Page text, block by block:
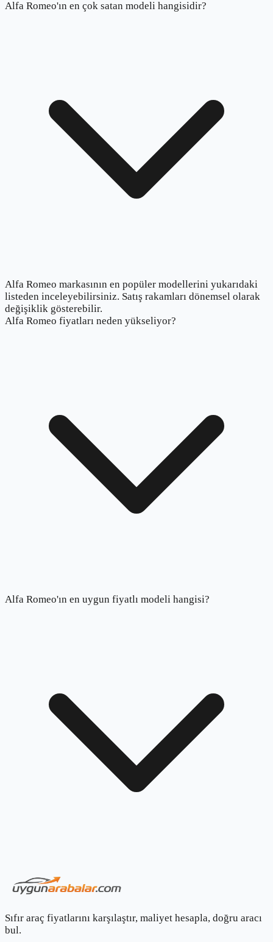
Alfa Romeo'ın en çok satan modeli hangisidir?
Alfa Romeo markasının en popüler modellerini yukarıdaki
listeden inceleyebilirsiniz. Satış rakamları dönemsel olarak
değişiklik gösterebilir.
Alfa Romeo fiyatları neden yükseliyor?
Alfa Romeo'ın en uygun fiyatlı modeli hangisi?
Sıfır araç fiyatlarını karşılaştır, maliyet hesapla, doğru aracı
bul.